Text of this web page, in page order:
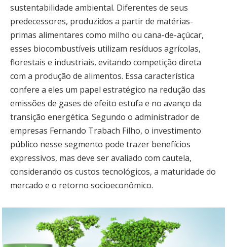
sustentabilidade ambiental. Diferentes de seus
predecessores, produzidos a partir de matérias-
primas alimentares como milho ou cana-de-açúcar,
esses biocombustíveis utilizam resíduos agrícolas,
florestais e industriais, evitando competição direta
com a produção de alimentos. Essa característica
confere a eles um papel estratégico na redução das
emissões de gases de efeito estufa e no avanço da
transição energética. Segundo o administrador de
empresas Fernando Trabach Filho, o investimento
público nesse segmento pode trazer benefícios
expressivos, mas deve ser avaliado com cautela,
considerando os custos tecnológicos, a maturidade do
mercado e o retorno socioeconômico.